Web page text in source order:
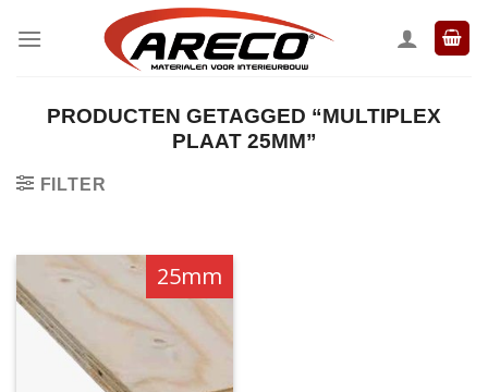
naar
PRODUCTEN GETAGGED “MULTIPLEX
PLAAT 25MM”
FILTER
25mm